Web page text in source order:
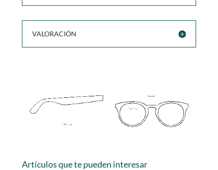
VALORACIÓN
Artículos que te pueden interesar